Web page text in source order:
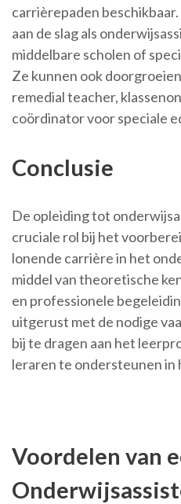
carrièrepaden
aan de slag als
middelbare scholen of
Ze kunnen ook
remedial teacher,
coördinator voor speciale
Conclusie
De opleiding tot
cruciale rol bij het
lonende carrière in het
middel van theoretische
en professionele
uitgerust met de nodige
bij te dragen aan het
leraren te ondersteunen in
Voordelen van